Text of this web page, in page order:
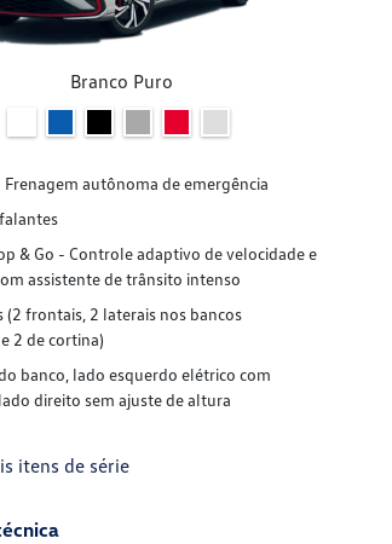
Branco Puro
Frenagem autônoma de emergência
& Go - Controle adaptivo de velocidade e
assistente de trânsito intenso
(2 frontais, 2 laterais nos bancos
2 de cortina)
banco, lado esquerdo elétrico com
direito sem ajuste de altura
itens de série